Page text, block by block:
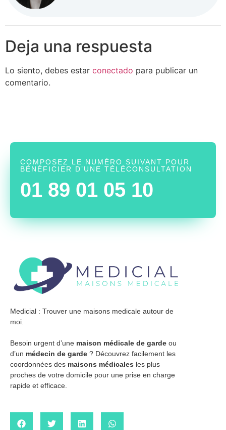
Deja una respuesta
Lo siento, debes estar conectado para publicar un
comentario.
COMPOSEZ LE NUMÉRO SUIVANT POUR
BÉNÉFICIER D’UNE TÉLÉCONSULTATION
01 89 01 05 10
Medicial : Trouver une maisons medicale autour de
moi.
Besoin urgent d’une maison médicale de garde ou
d’un médecin de garde ? Découvrez facilement les
coordonnées des maisons médicales les plus
proches de votre domicile pour une prise en charge
rapide et efficace.